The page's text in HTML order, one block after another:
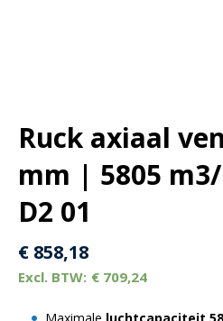
Ruck axiaal
mm | 5805
D2 01
€ 858,18
€ 709,24